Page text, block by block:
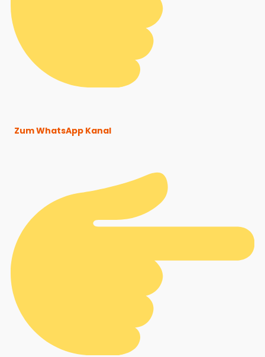
Zum WhatsApp Kanal